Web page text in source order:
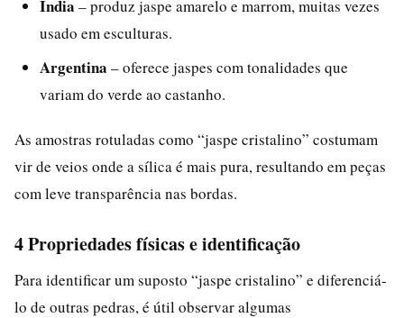
Índia – produz jaspe amarelo e marrom, muitas vezes
usado em esculturas.
Argentina – oferece jaspes com tonalidades que
variam do verde ao castanho.
As amostras rotuladas como “jaspe cristalino” costumam
vir de veios onde a sílica é mais pura, resultando em peças
com leve transparência nas bordas.
4 Propriedades físicas e identificação
Para identificar um suposto “jaspe cristalino” e diferenciá-
lo de outras pedras, é útil observar algumas